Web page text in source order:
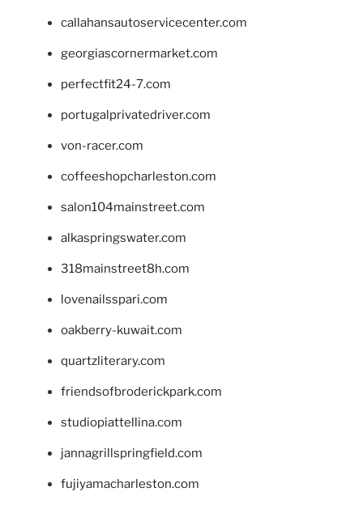
callahansautoservicecenter.com
georgiascornermarket.com
perfectfit24-7.com
portugalprivatedriver.com
von-racer.com
coffeeshopcharleston.com
salon104mainstreet.com
alkaspringswater.com
318mainstreet8h.com
lovenailsspari.com
oakberry-kuwait.com
quartzliterary.com
friendsofbroderickpark.com
studiopiattellina.com
jannagrillspringfield.com
fujiyamacharleston.com